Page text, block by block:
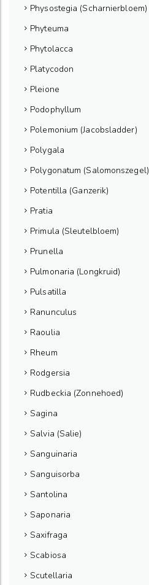
Physostegia (Scharnierbloem)
Phyteuma
Phytolacca
Platycodon
Pleione
Podophyllum
Polemonium (Jacobsladder)
Polygala
Polygonatum (Salomonszegel)
Potentilla (Ganzerik)
Pratia
Primula (Sleutelbloem)
Prunella
Pulmonaria (Longkruid)
Pulsatilla
Ranunculus
Raoulia
Rheum
Rodgersia
Rudbeckia (Zonnehoed)
Sagina
Salvia (Salie)
Sanguinaria
Sanguisorba
Santolina
Saponaria
Saxifraga
Scabiosa
Scutellaria